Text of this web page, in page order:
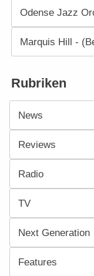
Odense Jazz
Marquis Hill -
Rubriken
News
Reviews
Radio
TV
Next Generation
Features